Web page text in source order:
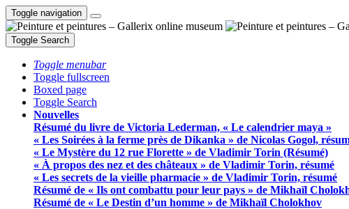
Toggle navigation
Toggle Search
Toggle menubar
Toggle fullscreen
Boxed page
Toggle Search
Nouvelles
Résumé du livre de Victoria Lederman, « Le calendrier maya »
« Les Soirées à la ferme près de Dikanka » de Nicolas Gogol,
« Le Mystère du 12 rue Florette » de Vladimir Torin (Résumé)
« À propos des nez et des châteaux » de Vladimir Torin, résumé
« Les secrets de la vieille pharmacie » de Vladimir Torin, résumé
Résumé de « Ils ont combattu pour leur pays » de Mikhaïl
Résumé de « Le Destin d’un homme » de Mikhaïl Cholokhov